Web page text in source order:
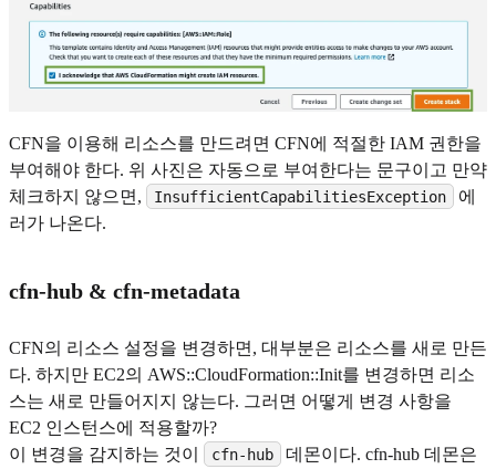
CFN을 이용해 리소스를 만드려면 CFN에 적절한 IAM 권한을
부여해야 한다. 위 사진은 자동으로 부여한다는 문구이고 만약
체크하지 않으면,
InsufficientCapabilitiesException
에
러가 나온다.
cfn-hub & cfn-metadata
CFN의 리소스 설정을 변경하면, 대부분은 리소스를 새로 만든
다. 하지만 EC2의 AWS::CloudFormation::Init를 변경하면 리소
스는 새로 만들어지지 않는다. 그러면 어떻게 변경 사항을
EC2 인스턴스에 적용할까?
이 변경을 감지하는 것이
cfn-hub
데몬이다. cfn-hub 데몬은